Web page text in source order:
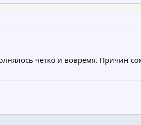
четко и вовремя. Причин